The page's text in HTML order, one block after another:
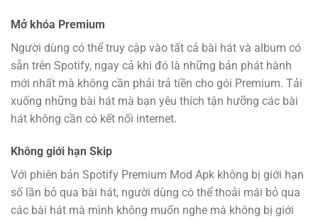
Mở khóa Premium
Người dùng có thể truy cập vào tất cả bài hát và album có
sẵn trên Spotify, ngay cả khi đó là những bản phát hành
mới nhất mà không cần phải trả tiền cho gói Premium. Tải
xuống những bài hát mà bạn yêu thích tận hưỡng các bài
hát không cần có kết nối internet.
Không giới hạn Skip
Với phiên bản Spotify Premium Mod Apk không bị giới hạn
số lần bỏ qua bài hát, người dùng có thể thoải mái bỏ qua
các bài hát mà mình không muốn nghe mà không bị giới